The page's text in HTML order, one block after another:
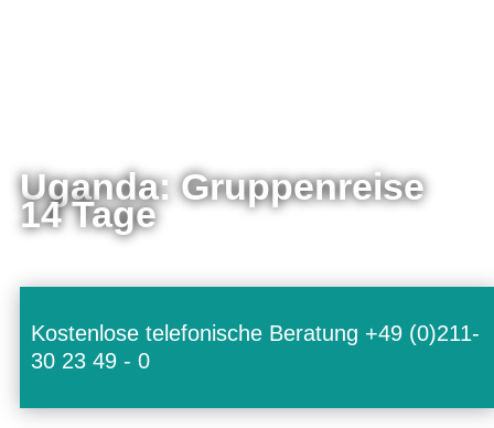
Uganda: Gruppenreise
14 Tage
Kostenlose telefonische Beratung +49 (0)211-
30 23 49 - 0